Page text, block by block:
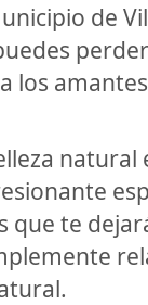
de
los
natural
que te